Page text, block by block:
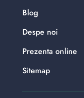
Blog
Despe noi
Prezenta online
Sitemap